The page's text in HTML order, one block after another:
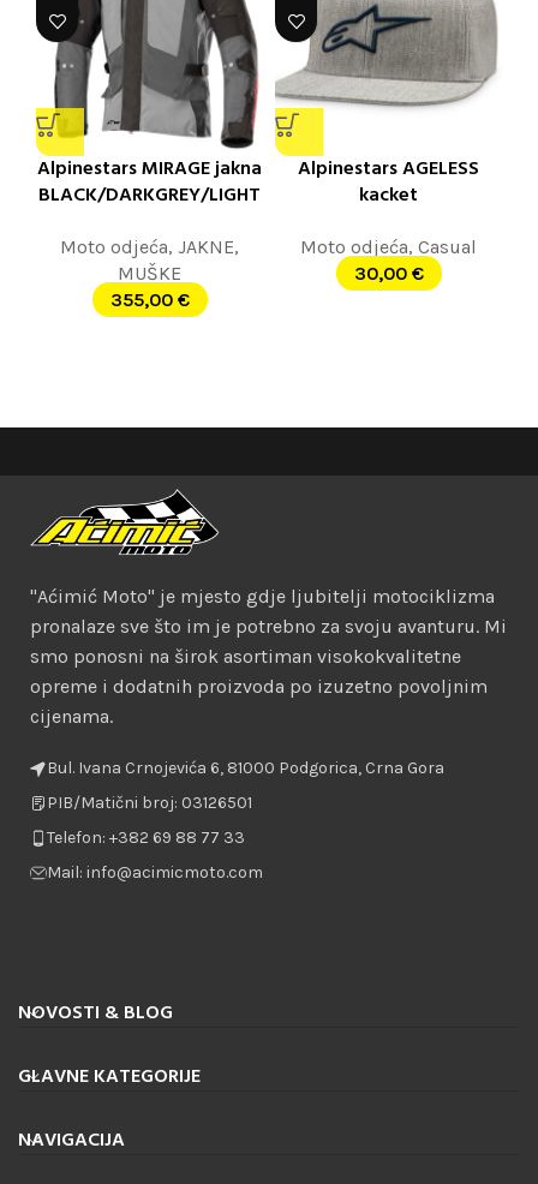
Alpinestars MIRAGE jakna
BLACK/DARKGREY/LIGHT
Moto odjeća, JAKNE,
MUŠKE
355,00 €
Alpinestars AGELESS
kacket
Moto odjeća, Casual
30,00 €
"Aćimić Moto" je mjesto gdje ljubitelji motociklizma
pronalaze sve što im je potrebno za svoju avanturu. Mi
smo ponosni na širok asortiman visokokvalitetne
opreme i dodatnih proizvoda po izuzetno povoljnim
cijenama.
Bul. Ivana Crnojevića 6, 81000 Podgorica, Crna Gora
PIB/Matični broj: 03126501
Telefon: +382 69 88 77 33
Mail: info@acimicmoto.com
NOVOSTI & BLOG
GLAVNE KATEGORIJE
NAVIGACIJA